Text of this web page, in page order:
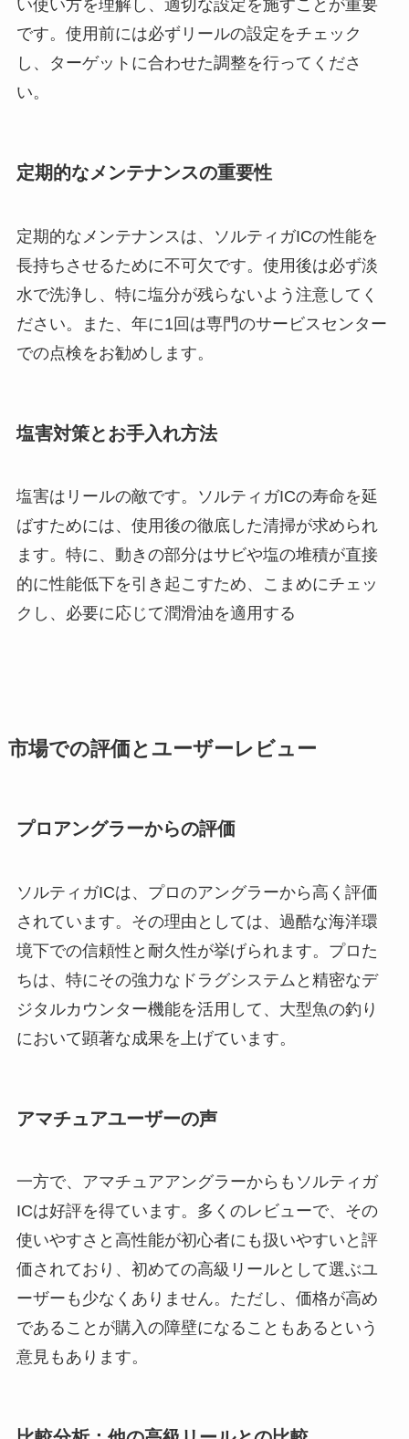
い使い方を理解し、適切な設定を施すことが重要
です。使用前には必ずリールの設定をチェック
し、ターゲットに合わせた調整を行ってくださ
い。
定期的なメンテナンスの重要性
定期的なメンテナンスは、ソルティガICの性能を
長持ちさせるために不可欠です。使用後は必ず淡
水で洗浄し、特に塩分が残らないよう注意してく
ださい。また、年に1回は専門のサービスセンター
での点検をお勧めします。
塩害対策とお手入れ方法
塩害はリールの敵です。ソルティガICの寿命を延
ばすためには、使用後の徹底した清掃が求められ
ます。特に、動きの部分はサビや塩の堆積が直接
的に性能低下を引き起こすため、こまめにチェッ
クし、必要に応じて潤滑油を適用する
市場での評価とユーザーレビュー
プロアングラーからの評価
ソルティガICは、プロのアングラーから高く評価
されています。その理由としては、過酷な海洋環
境下での信頼性と耐久性が挙げられます。プロた
ちは、特にその強力なドラグシステムと精密なデ
ジタルカウンター機能を活用して、大型魚の釣り
において顕著な成果を上げています。
アマチュアユーザーの声
一方で、アマチュアアングラーからもソルティガ
ICは好評を得ています。多くのレビューで、その
使いやすさと高性能が初心者にも扱いやすいと評
価されており、初めての高級リールとして選ぶユ
ーザーも少なくありません。ただし、価格が高め
であることが購入の障壁になることもあるという
意見もあります。